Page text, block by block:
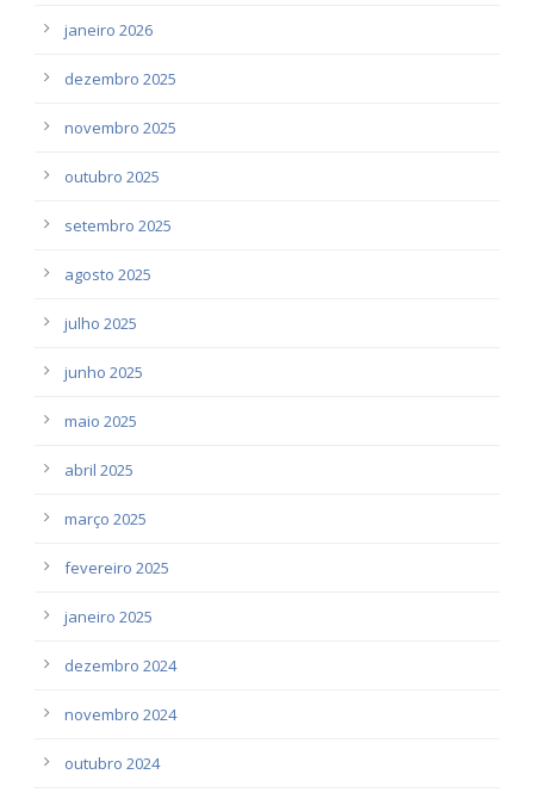
janeiro 2026
dezembro 2025
novembro 2025
outubro 2025
setembro 2025
agosto 2025
julho 2025
junho 2025
maio 2025
abril 2025
março 2025
fevereiro 2025
janeiro 2025
dezembro 2024
novembro 2024
outubro 2024